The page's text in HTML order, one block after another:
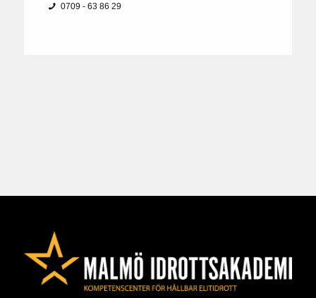
0709 - 63 86 29